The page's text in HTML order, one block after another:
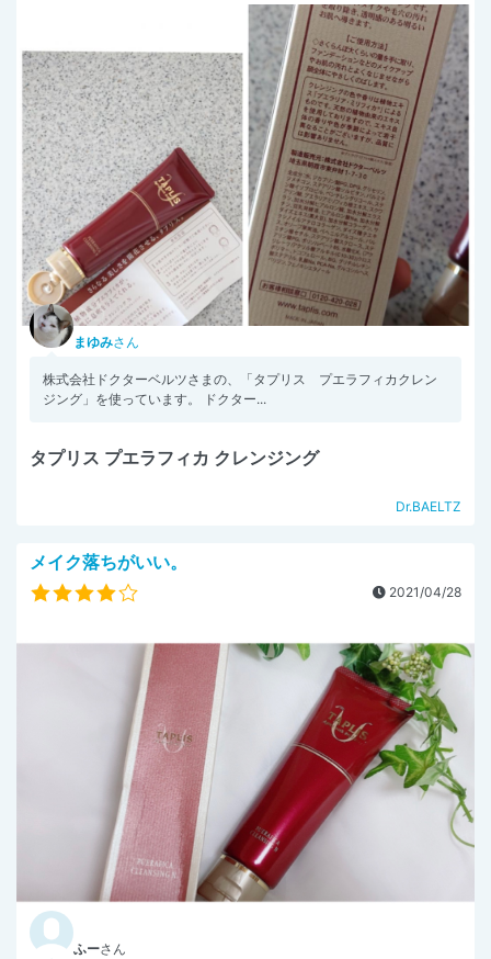
まゆみさん
株式会社ドクターベルツさまの、「タプリス プエラフィカクレン
ジング」を使っています。 ドクター...
タプリス プエラフィカ クレンジング
Dr.BAELTZ
メイク落ちがいい。
2021/04/28
ふーさん